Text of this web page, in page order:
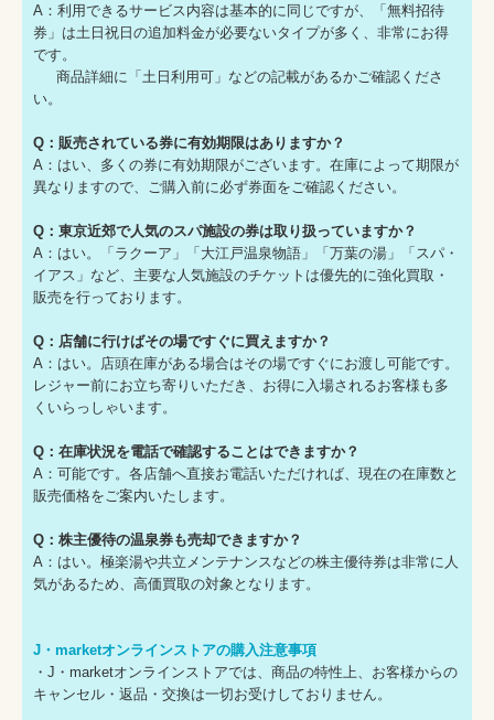
A：利用できるサービス内容は基本的に同じですが、「無料招待
券」は土日祝日の追加料金が必要ないタイプが多く、非常にお得
です。
商品詳細に「土日利用可」などの記載があるかご確認くださ
い。
Q：販売されている券に有効期限はありますか？
A：はい、多くの券に有効期限がございます。在庫によって期限が
異なりますので、ご購入前に必ず券面をご確認ください。
Q：東京近郊で人気のスパ施設の券は取り扱っていますか？
A：はい。「ラクーア」「大江戸温泉物語」「万葉の湯」「スパ・
イアス」など、主要な人気施設のチケットは優先的に強化買取・
販売を行っております。
Q：店舗に行けばその場ですぐに買えますか？
A：はい。店頭在庫がある場合はその場ですぐにお渡し可能です。
レジャー前にお立ち寄りいただき、お得に入場されるお客様も多
くいらっしゃいます。
Q：在庫状況を電話で確認することはできますか？
A：可能です。各店舗へ直接お電話いただければ、現在の在庫数と
販売価格をご案内いたします。
Q：株主優待の温泉券も売却できますか？
A：はい。極楽湯や共立メンテナンスなどの株主優待券は非常に人
気があるため、高価買取の対象となります。
J・marketオンラインストアの購入注意事項
・J・marketオンラインストアでは、商品の特性上、お客様からの
キャンセル・返品・交換は一切お受けしておりません。